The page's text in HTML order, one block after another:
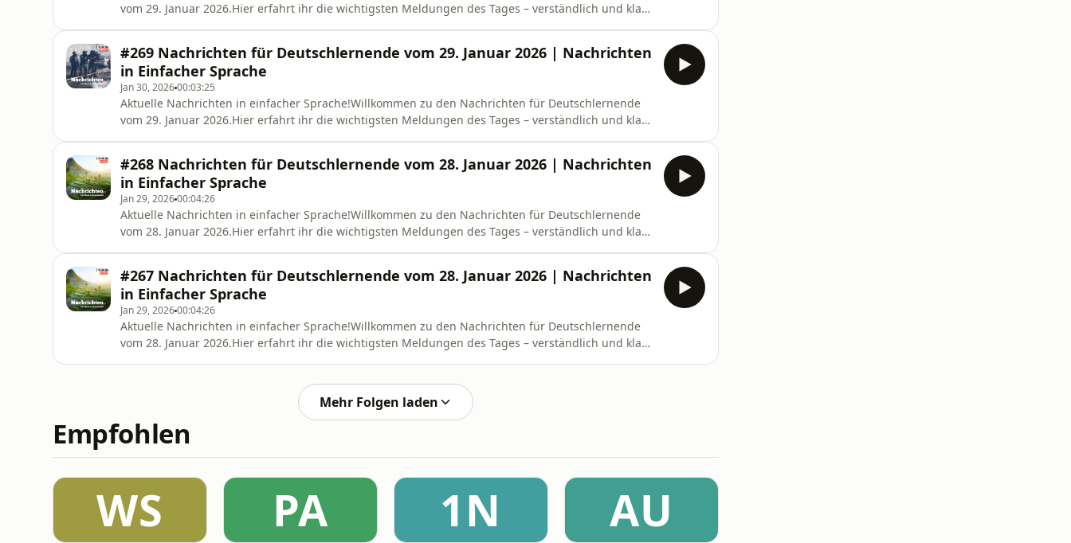
vom 29. Januar 2026.Hier erfahrt ihr die wichtigsten Meldungen des Tages – verständlich und klar
der Deutschen Bank: Er
#269 Nachrichten für Deutschlernende vom 29. Januar 2026 | Nachrichten
in Einfacher Sprache
Jan 30, 202600:03:25
Aktuelle Nachrichten in einfacher Sprache!Willkommen zu den Nachrichten für Deutschlernende
vom 29. Januar 2026.Hier erfahrt ihr die wichtigsten Meldungen des Tages – verständlich und klar
der Deutschen Bank: Er
#268 Nachrichten für Deutschlernende vom 28. Januar 2026 | Nachrichten
in Einfacher Sprache
Jan 29, 202600:04:26
Aktuelle Nachrichten in einfacher Sprache!Willkommen zu den Nachrichten für Deutschlernende
vom 28. Januar 2026.Hier erfahrt ihr die wichtigsten Meldungen des Tages – verständlich und klar
Gestohlene Kabel sorgen
#267 Nachrichten für Deutschlernende vom 28. Januar 2026 | Nachrichten
in Einfacher Sprache
Jan 29, 202600:04:26
Aktuelle Nachrichten in einfacher Sprache!Willkommen zu den Nachrichten für Deutschlernende
vom 28. Januar 2026.Hier erfahrt ihr die wichtigsten Meldungen des Tages – verständlich und klar
Mehr Folgen laden
Empfohlen
WS PA 1N AU